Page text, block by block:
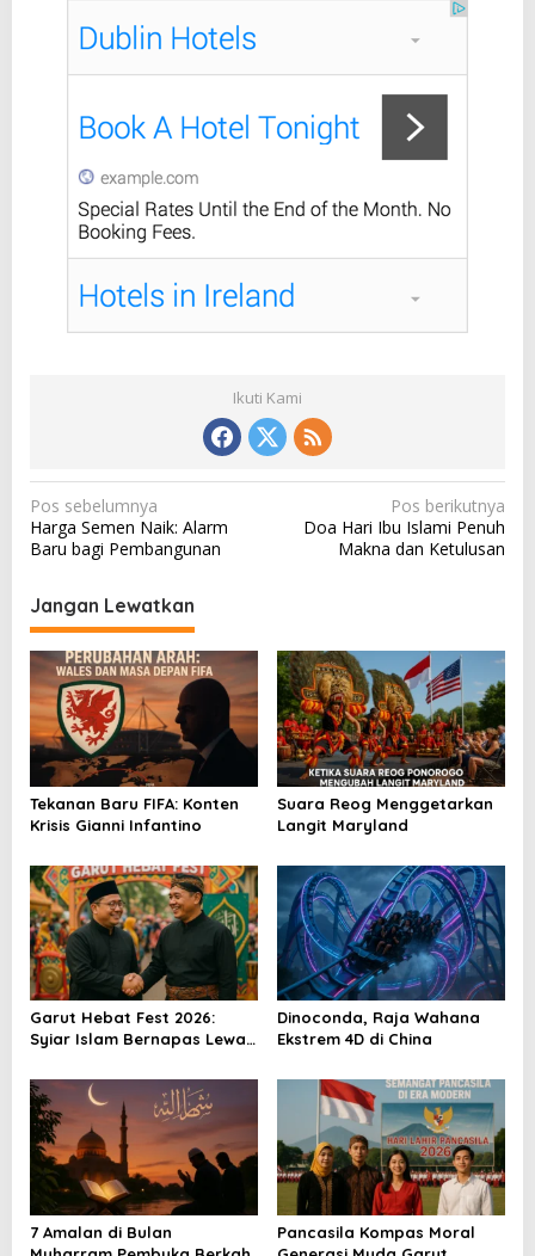
Ikuti Kami
N
a
i
g
a
s
i
p
o
s
Pos sebelumnya
Harga Semen Naik: Alarm
Baru bagi Pembangunan
Pos berikutnya
Doa Hari Ibu Islami Penuh
Makna dan Ketulusan
Jangan Lewatkan
Tekanan Baru FIFA: Konten
Krisis Gianni Infantino
Suara Reog Menggetarkan
Langit Maryland
Garut Hebat Fest 2026:
Syiar Islam Bernapas Lewat
Dinoconda, Raja Wahana
Ekstrem 4D di China
7 Amalan di Bulan
Pancasila Kompas Moral